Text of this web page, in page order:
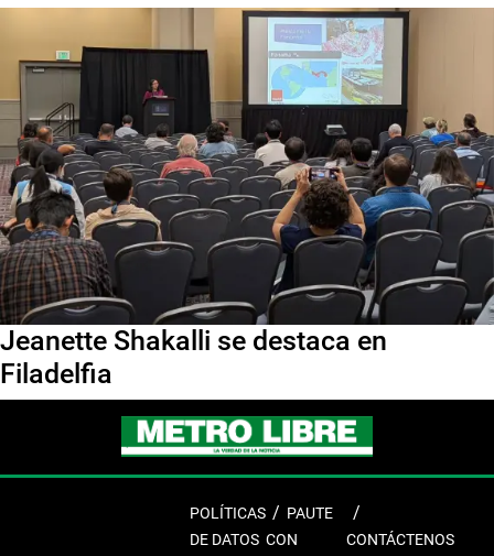
Jeanette Shakalli se destaca en
Filadelfia
POLÍTICAS
DE DATOS
PAUTE
CON
CONTÁCTENOS